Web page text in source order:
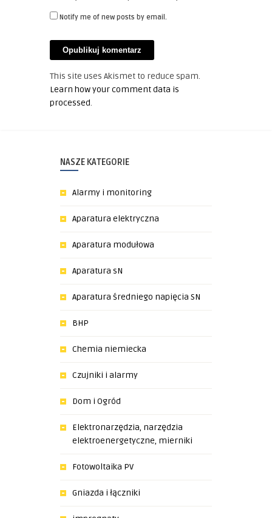
Notify me of new posts by email.
This site uses Akismet to reduce spam.
Learn how your comment data is
processed.
NASZE KATEGORIE
Alarmy i monitoring
Aparatura elektryczna
Aparatura modułowa
Aparatura sN
Aparatura średniego napięcia SN
BHP
Chemia niemiecka
Czujniki i alarmy
Dom i Ogród
Elektronarzędzia, narzędzia
elektroenergetyczne, mierniki
Fotowoltaika PV
Gniazda i łączniki